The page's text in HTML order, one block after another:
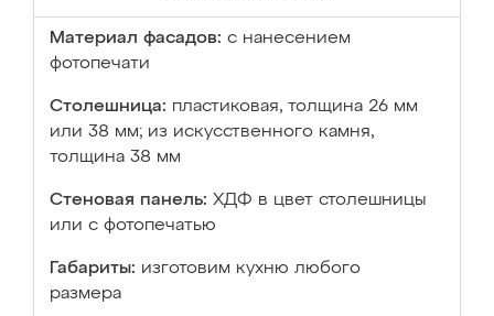
Материал фасадов: с нанесением
фотопечати
Столешница: пластиковая, толщина 26 мм
или 38 мм; из искусственного камня,
толщина 38 мм
Стеновая панель: ХДФ в цвет столешницы
или с фотопечатью
Габариты: изготовим кухню любого
размера